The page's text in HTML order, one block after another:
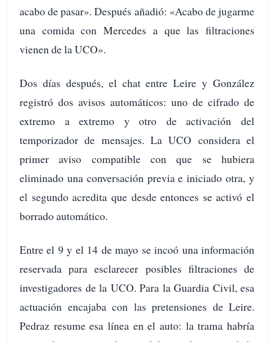
acabo de pasar». Después añadió: «Acabo de jugarme
una comida con Mercedes a que las filtraciones
vienen de la UCO».
Dos días después, el chat entre Leire y González
registró dos avisos automáticos: uno de cifrado de
extremo a extremo y otro de activación del
temporizador de mensajes. La UCO considera el
primer aviso compatible con que se hubiera
eliminado una conversación previa e iniciado otra, y
el segundo acredita que desde entonces se activó el
borrado automático.
Entre el 9 y el 14 de mayo se incoó una información
reservada para esclarecer posibles filtraciones de
investigadores de la UCO. Para la Guardia Civil, esa
actuación encajaba con las pretensiones de Leire.
Pedraz resume esa línea en el auto: la trama habría